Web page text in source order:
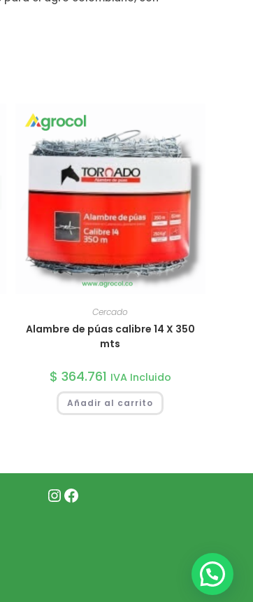
Cercado
Alambre de púas calibre 14 X 350
mts
$ 364.761 IVA Incluido
Añadir al carrito